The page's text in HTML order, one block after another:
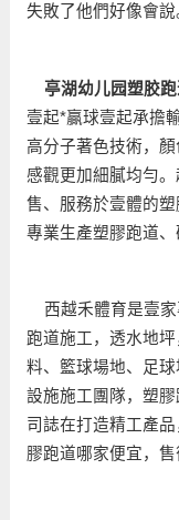
失敗了他們好像會說
亭湖幼儿园塑胶
壹起*贏球壹起承擔
高分子著色技術，
感觀更加細膩均勻
售、服務於壹體的塑
專業生產塑膠跑道、
西越禾體育是壹家
跑道施工，透水地
料、籃球場地、足
設施施工團隊，塑
司誌在打造精工產
膠跑道哪家便宜，售